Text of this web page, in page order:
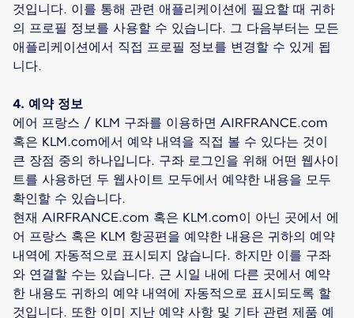
것입니다. 이를 통해 관련 애플리케이션에 필요할 때 귀하
의 프로필 정보를 사용할 수 있습니다. 그 다음부터는 모든
애플리케이션에서 직접 프로필 정보를 변경할 수 있게 됩
니다.
4. 예약 정보
에어 프랑스 / KLM 구좌를 이용하면 AIRFRANCE.com
혹은 KLM.com에서 예약 내역을 직접 볼 수 있다는 것이
큰 장점 중의 하나입니다. 구좌 로그인을 위해 어떤 웹사이
트를 사용하던 두 웹사이트 모두에서 예약한 내용을 모두
확인할 수 있습니다.
현재 AIRFRANCE.com 혹은 KLM.com이 아닌 곳에서 에
어 프랑스 혹은 KLM 항공편을 예약한 내용은 귀하의 예약
내역에 자동적으로 표시되지 않습니다. 하지만 이를 구좌
와 연결할 수는 있습니다. 근 시일 내에 다른 곳에서 예약
한 내용도 귀하의 예약 내역에 자동적으로 표시되도록 할
것입니다. 또한 이미 지난 예약 사항 및 기타 관련 제품 예